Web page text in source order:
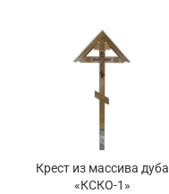
Крест из массива дуба
«КСКО-1»